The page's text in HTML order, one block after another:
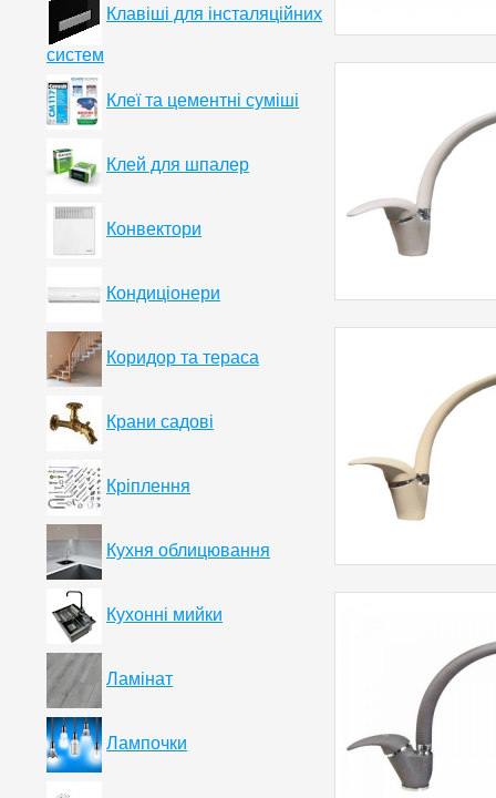
Клавіші для інсталяційних
систем
Клеї та цементні суміші
Клей для шпалер
Конвектори
Кондиціонери
Коридор та тераса
Крани садові
Кріплення
Кухня облицювання
Кухонні мийки
Ламінат
Лампочки